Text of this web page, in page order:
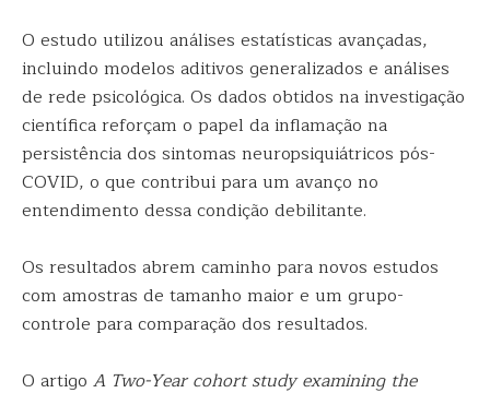
O estudo utilizou análises estatísticas avançadas,
incluindo modelos aditivos generalizados e análises
de rede psicológica. Os dados obtidos na investigação
científica reforçam o papel da inflamação na
persistência dos sintomas neuropsiquiátricos pós-
COVID, o que contribui para um avanço no
entendimento dessa condição debilitante.
Os resultados abrem caminho para novos estudos
com amostras de tamanho maior e um grupo-
controle para comparação dos resultados.
O artigo A Two-Year cohort study examining the